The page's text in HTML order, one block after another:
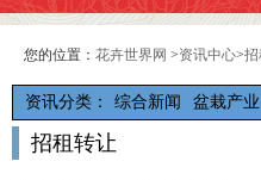
您的位置： 花卉世界网 >资讯中心>招
资讯分类： 综合新闻 盆栽产业
招租转让